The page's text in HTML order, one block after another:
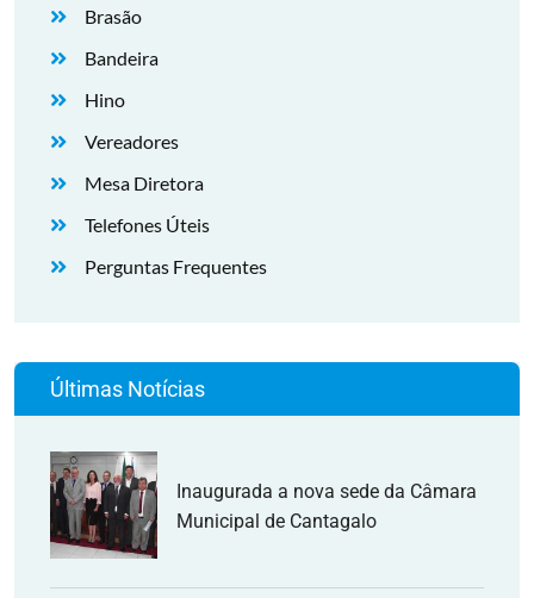
Brasão
Bandeira
Hino
Vereadores
Mesa Diretora
Telefones Úteis
Perguntas Frequentes
Últimas Notícias
Inaugurada a nova sede da Câmara
Municipal de Cantagalo